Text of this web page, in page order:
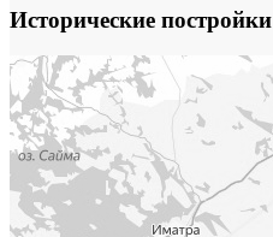
Исторические постройки